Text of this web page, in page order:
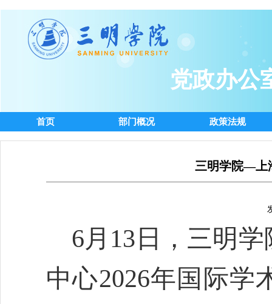
党政办公
首页 部门概况 政策法规
三明学院—上
6月13日，三明
中心2026年国际学